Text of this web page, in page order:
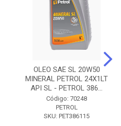
OLEO SAE SL 20W50
MINERAL PETROL 24X1LT
API SL - PETROL 386...
Código: 70248
PETROL
SKU: PET386115